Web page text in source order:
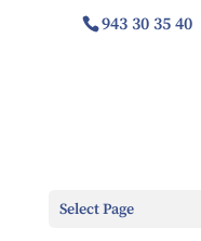
943 30 35 40
Select Page